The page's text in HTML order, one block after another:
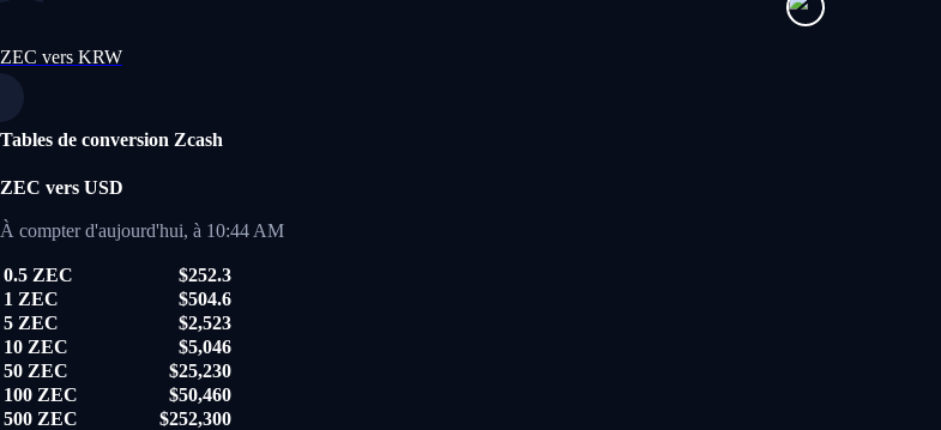
ZEC vers KRW
Tables de conversion Zcash
ZEC vers USD
À compter d'aujourd'hui, à 10:44 AM
0.5 ZEC
$252.3
1 ZEC
$504.6
5 ZEC
$2,523
10 ZEC
$5,046
50 ZEC
$25,230
100 ZEC
$50,460
500 ZEC
$252,300